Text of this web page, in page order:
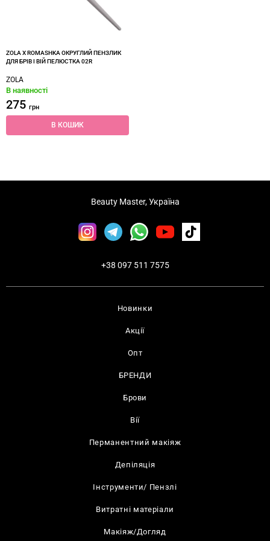
ZOLA X ROMASHKA ОКРУГЛИЙ ПЕНЗЛИК
ДЛЯ БРІВ І ВІЙ ПЕЛЮСТКА 02R
ZOLA
В наявності
275 грн
В КОШИК
Новинки
Акції
Опт
БРЕНДИ
Брови
Вії
Перманентний макіяж
Депіляція
Інструменти/ Пензлі
Витратні матеріали
Макіяж/Догляд
Beauty Master, Україна
+38 097 511 7575